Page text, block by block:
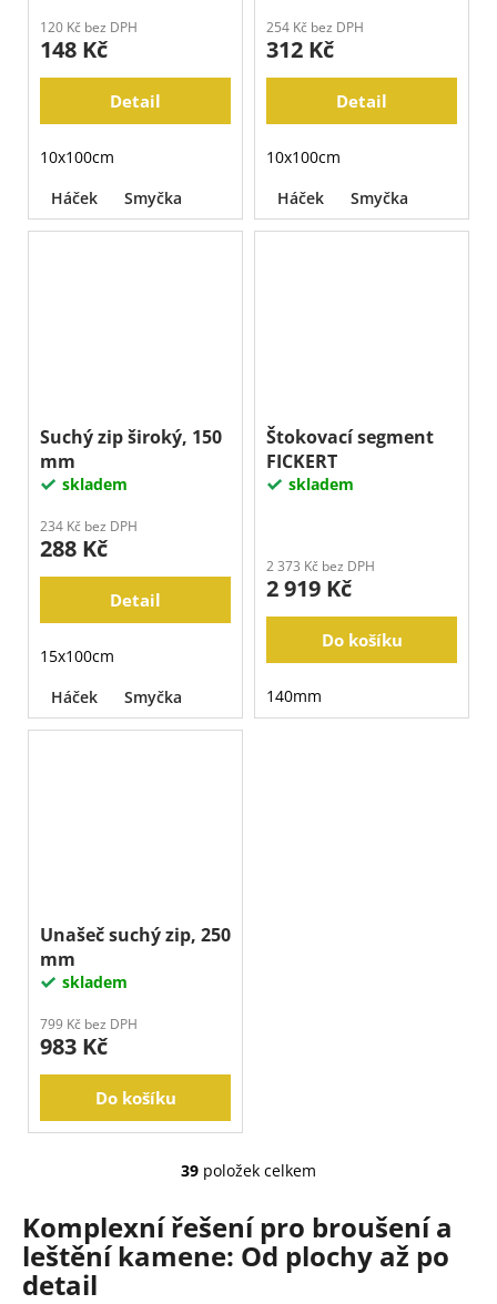
120 Kč bez DPH
148 Kč
Detail
10x100cm
Háček
Smyčka
254 Kč bez DPH
312 Kč
Detail
10x100cm
Háček
Smyčka
Suchý zip široký, 150
mm
skladem
234 Kč bez DPH
288 Kč
Detail
15x100cm
Háček
Smyčka
Štokovací segment
FICKERT
skladem
2 373 Kč bez DPH
2 919 Kč
Do košíku
140mm
Unašeč suchý zip, 250
mm
skladem
799 Kč bez DPH
983 Kč
Do košíku
O
l
á
39 položek celkem
Komplexní řešení pro broušení a
leštění kamene: Od plochy až po
detail